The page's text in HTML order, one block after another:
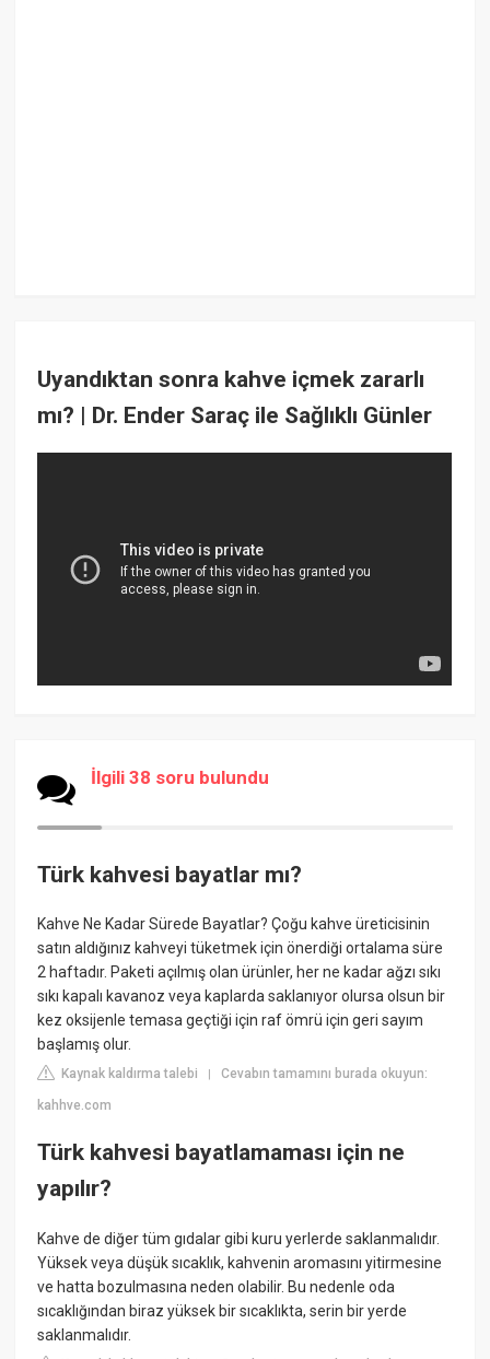
Uyandıktan sonra kahve içmek zararlı
mı? | Dr. Ender Saraç ile Sağlıklı Günler
İlgili 38 soru bulundu
Türk kahvesi bayatlar mı?
Kahve Ne Kadar Sürede Bayatlar? Çoğu kahve üreticisinin
satın aldığınız kahveyi tüketmek için önerdiği ortalama süre
2 haftadır. Paketi açılmış olan ürünler, her ne kadar ağzı sıkı
sıkı kapalı kavanoz veya kaplarda saklanıyor olursa olsun bir
kez oksijenle temasa geçtiği için raf ömrü için geri sayım
başlamış olur.
Kaynak kaldırma talebi |Cevabın tamamını burada okuyun:
kahhve.com
Türk kahvesi bayatlamaması için ne
yapılır?
Kahve de diğer tüm gıdalar gibi kuru yerlerde saklanmalıdır.
Yüksek veya düşük sıcaklık, kahvenin aromasını yitirmesine
ve hatta bozulmasına neden olabilir. Bu nedenle oda
sıcaklığından biraz yüksek bir sıcaklıkta, serin bir yerde
saklanmalıdır.